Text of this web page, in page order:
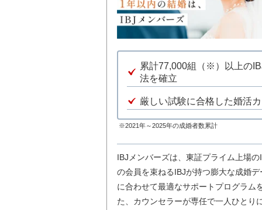
累計77,000組（※）以上の
法を確立
厳しい試験に合格した婚活
※2021年～2025年の成婚者数累計
IBJメンバーズは、東証プライム上場
の会員を束ねるIBJが持つ膨大な成婚
に合わせて最適なサポートプログラム
た、カウンセラーが専任で一人ひとり